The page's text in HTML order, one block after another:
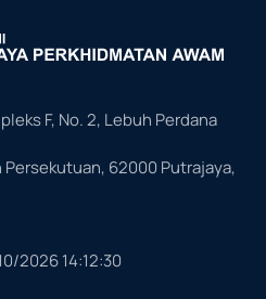
F, No. 2, Lebuh Perdana
62000 Putrajaya,
2026 14:12:30